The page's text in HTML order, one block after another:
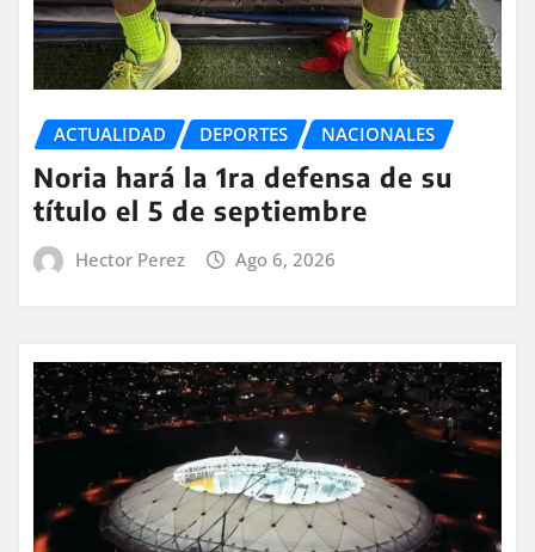
ACTUALIDAD DEPORTES NACIONALES
Noria hará la 1ra defensa de su
título el 5 de septiembre
Hector Perez Ago 6, 2026